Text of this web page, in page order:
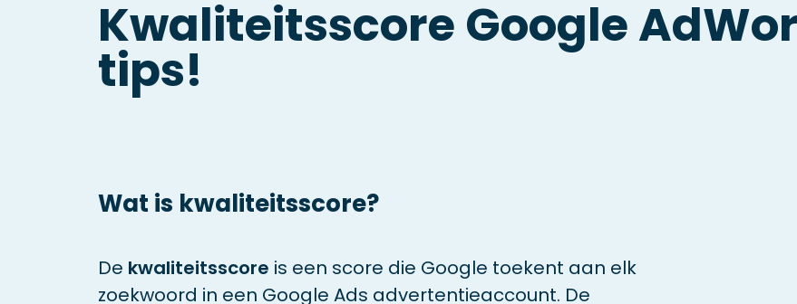
Kwaliteitsscore Google
tips!
Wat is kwaliteitsscore?
De kwaliteitsscore is een score die Google toekent aan elk
zoekwoord in een Google Ads advertentieaccount. De